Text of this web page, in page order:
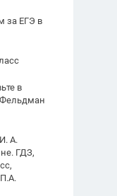
за ЕГЭ в
в
Фельдман
А.
ГДЗ,